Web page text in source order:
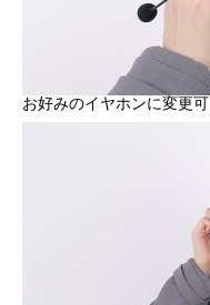
お好みのイヤホンに変更可